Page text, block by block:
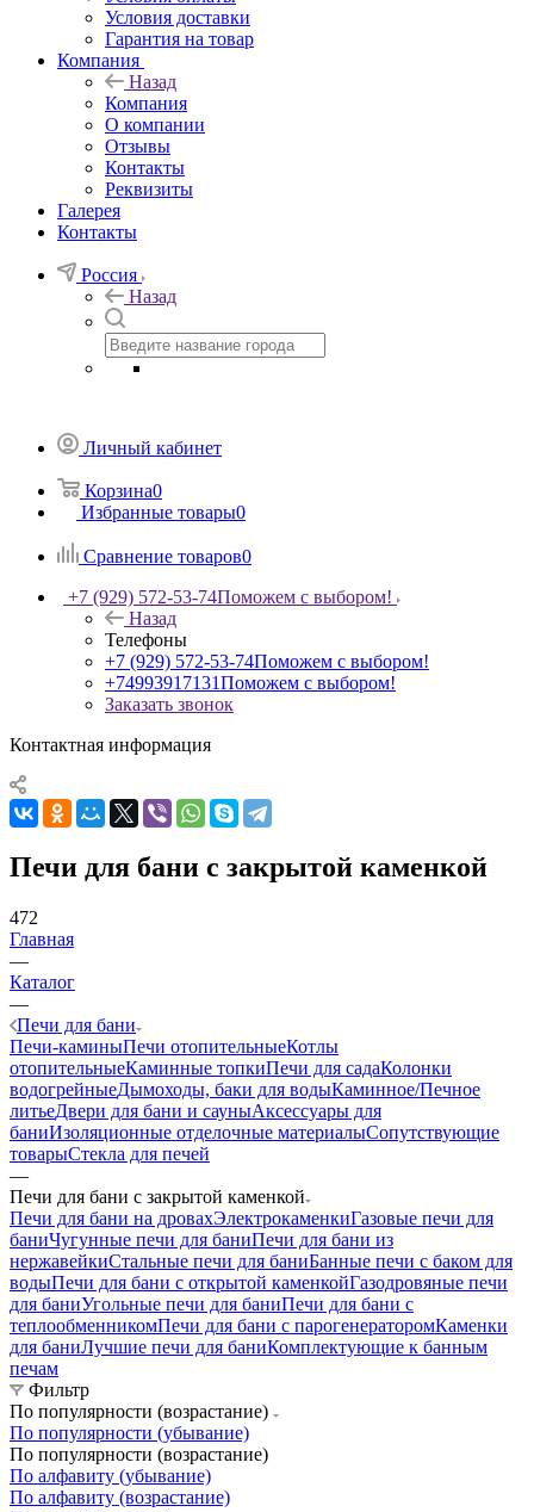
Условия доставки
Гарантия на товар
Компания
Назад
Компания
О компании
Отзывы
Контакты
Реквизиты
Галерея
Контакты
Россия
Назад
Личный кабинет
Корзина0
Избранные товары0
Сравнение товаров0
+7 (929) 572-53-74Поможем с выбором!
Назад
Телефоны
+7 (929) 572-53-74Поможем с выбором!
+74993917131Поможем с выбором!
Заказать звонок
Контактная информация
Печи для бани с закрытой каменкой
472
Главная
—
Каталог
—
Печи для бани
Печи-каминыПечи отопительныеКотлы
отопительныеКаминные топкиПечи для садаКолонки
водогрейныеДымоходы, баки для водыКаминное/Печное
литьеДвери для бани и сауныАксессуары для
баниИзоляционные отделочные материалыСопутствующие
товарыСтекла для печей
—
Печи для бани с закрытой каменкой
Печи для бани на дровахЭлектрокаменкиГазовые печи для
баниЧугунные печи для баниПечи для бани из
нержавейкиСтальные печи для баниБанные печи с баком для
водыПечи для бани с открытой каменкойГазодровяные печи
для баниУгольные печи для баниПечи для бани с
теплообменникомПечи для бани с парогенераторомКаменки
для баниЛучшие печи для баниКомплектующие к банным
печам
Фильтр
По популярности (возрастание)
По популярности (убывание)
По популярности (возрастание)
По алфавиту (убывание)
По алфавиту (возрастание)